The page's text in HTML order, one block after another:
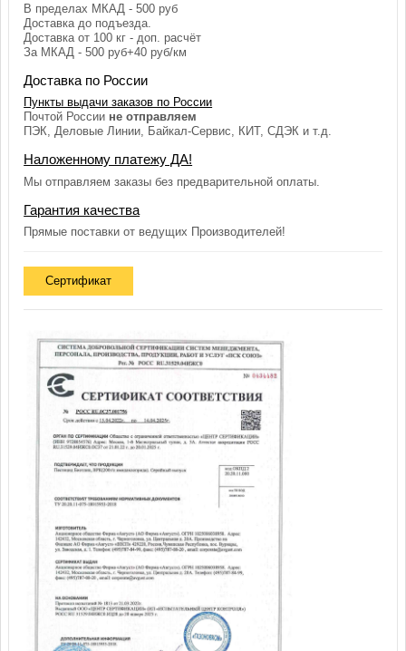
В пределах МКАД - 500 руб
Доставка до подъезда.
Доставка от 100 кг - доп. расчёт
За МКАД - 500 руб+40 руб/км
Доставка по России
Пункты выдачи заказов по России
Почтой России не отправляем
ПЭК, Деловые Линии, Байкал-Сервис, КИТ, СДЭК и т.д.
Наложенному платежу ДА!
Мы отправляем заказы без предварительной оплаты.
Гарантия качества
Прямые поставки от ведущих Производителей!
Сертификат